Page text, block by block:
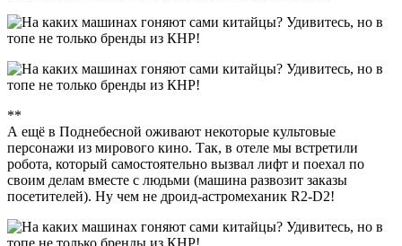
**
А ещё в Поднебесной оживают некоторые культовые
персонажи из мирового кино. Так, в отеле мы встретили
робота, который самостоятельно вызвал лифт и поехал по
своим делам вместе с людьми (машина развозит заказы
посетителей). Ну чем не дроид-астромеханик R2-D2!